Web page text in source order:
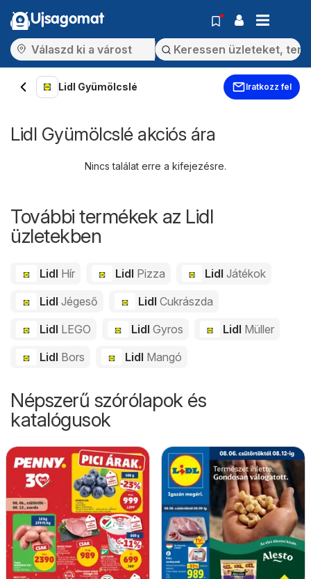
Ujsagomat
Lidl Gyümölcslé Iratkozz fel
Lidl Gyümölcslé akciós ára
Nincs találat erre a kifejezésre.
További termékek az Lidl
üzletekben
Lidl Hír Lidl Pizza LidlJátékok
Lidl Jégeső Lidl Cukrászda
Lidl LEGO Lidl Gyros Lidl Müller
Lidl Bors Lidl Mangó
Népszerű szórólapok és
katalógusok